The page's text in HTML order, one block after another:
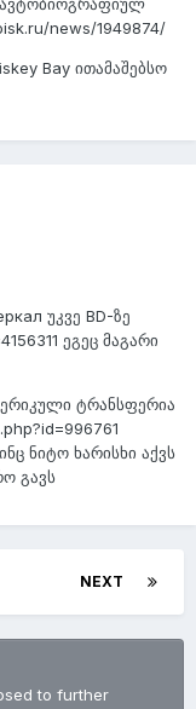
ავტობიოგრაფიულ
news/1949874/
Bay ითამაშებსო
უკვე BD-ზე
ეგეც მაგარი
ტრანსფერია
ნიტო ხარისხი აქვს
გავს
NEXT
to further